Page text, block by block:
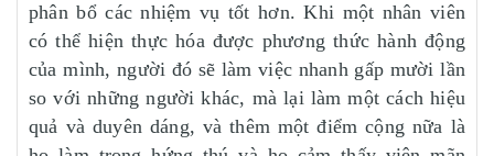
phân bổ các nhiệm vụ tốt hơn. Khi một nhân viên
có thể hiện thực hóa được phương thức hành động
của mình, người đó sẽ làm việc nhanh gấp mười lần
so với những người khác, mà lại làm một cách hiệu
quả và duyên dáng, và thêm một điểm cộng nữa là